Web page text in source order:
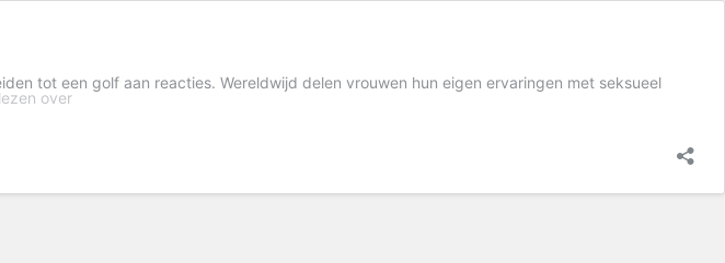
tot een golf aan reacties. Wereldwijd delen vrouwen hun eigen ervaringen met seksueel
over